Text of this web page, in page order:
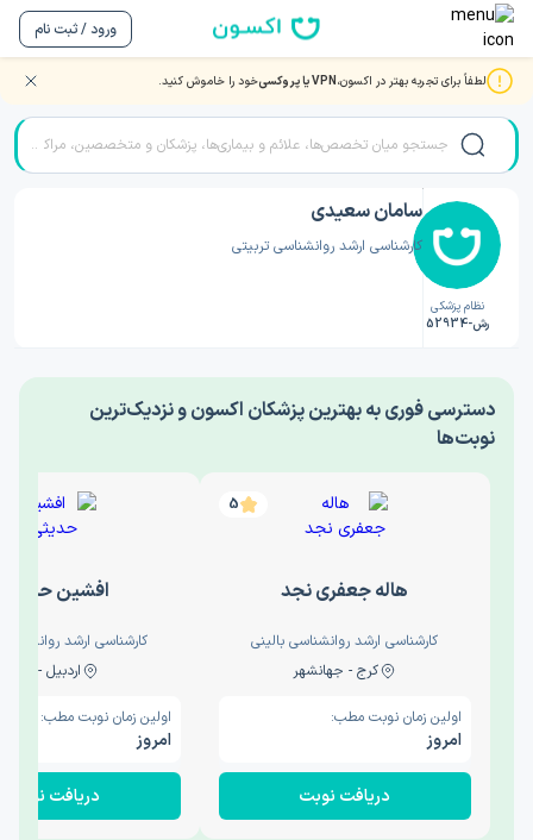
ورود / ثبت نام
لطفاً برای تجربه بهتر در اکسون،VPN یا پروکسی خود را خاموش کنید. صفحه اصلی/دکتر روانشناسی/سامان سعیدی
نظام پزشکی
رش-52934
سامان سعیدی
کارشناسی ارشد روانشناسی تربیتی
‎دسترسی فوری به بهترین پزشکان اکسون و نزدیک‌ترین
نوبت‌ها
5
هاله جعفری نجد
کارشناسی ارشد روانشناسی بالینی
کرج - جهانشهر
اولین زمان نوبت مطب:
امروز
دریافت نوبت
افشین
کارشناسی ارشد
اردبیل - والی
اولین زمان نوبت مطب:
امروز
دریافت نوبت